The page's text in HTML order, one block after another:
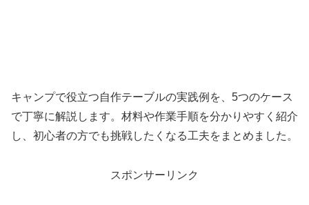
キャンプで役立つ自作テーブルの実践例を、5つのケース
で丁寧に解説します。材料や作業手順を分かりやすく紹介
し、初心者の方でも挑戦したくなる工夫をまとめました。
スポンサーリンク